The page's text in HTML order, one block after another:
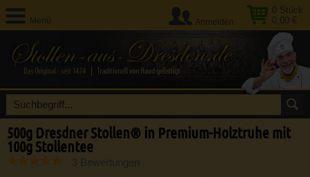
Menü
0 Stück
0,00 €
Anmelden
500g Dresdner Stollen® in Premium-Holztruhe mit
100g Stollentee